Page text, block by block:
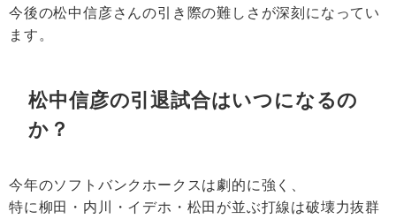
今後の松中信彦さんの引き際の難しさが深刻になってい
ます。
松中信彦の引退試合はいつになるの
か？
今年のソフトバンクホークスは劇的に強く、
特に柳田・内川・イデホ・松田が並ぶ打線は破壊力抜群